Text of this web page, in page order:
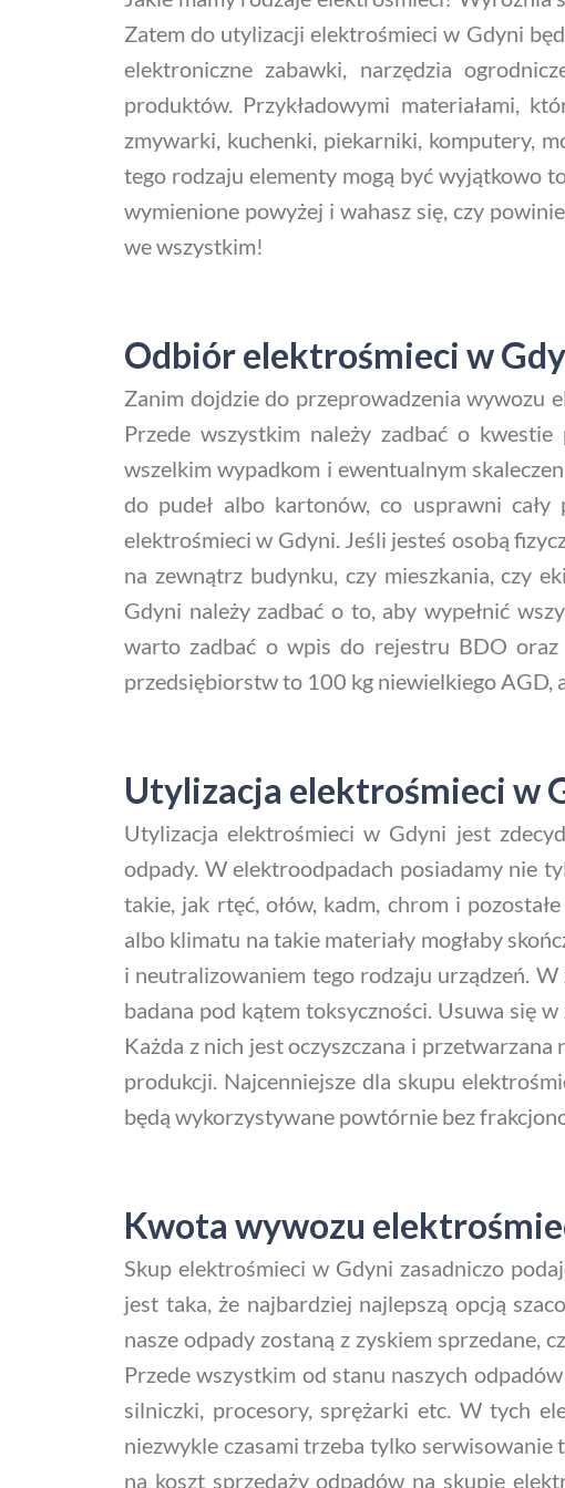
Zatem do utylizacji elektrośmieci w Gdyni
elektroniczne zabawki, narzędzia
produktów. Przykładowymi materiałami,
zmywarki, kuchenki, piekarniki, komputery,
tego rodzaju elementy mogą być wyjątkowo
wymienione powyżej i wahasz się, czy
we wszystkim!
Odbiór elektrośmieci w
Zanim dojdzie do przeprowadzenia wywozu
Przede wszystkim należy zadbać o
wszelkim wypadkom i ewentualnym
do pudeł albo kartonów, co usprawni
elektrośmieci w Gdyni. Jeśli jesteś osobą
na zewnątrz budynku, czy mieszkania, czy
Gdyni należy zadbać o to, aby wypełnić
warto zadbać o wpis do rejestru BDO oraz
przedsiębiorstw to 100 kg niewielkiego AGD,
Utylizacja elektrośmieci w
Utylizacja elektrośmieci w Gdyni jest
odpady. W elektroodpadach posiadamy nie
takie, jak rtęć, ołów, kadm, chrom i
albo klimatu na takie materiały mogłaby
i neutralizowaniem tego rodzaju urządzeń.
badana pod kątem toksyczności. Usuwa się
Każda z nich jest oczyszczana i
produkcji. Najcenniejsze dla skupu
będą wykorzystywane powtórnie bez
Kwota wywozu
Skup elektrośmieci w Gdyni zasadniczo
jest taka, że najbardziej najlepszą opcją
nasze odpady zostaną z zyskiem sprzedane,
Przede wszystkim od stanu naszych
silniczki, procesory, sprężarki etc. W tych
niezwykle czasami trzeba tylko
na koszt sprzedaży odpadów na skupie